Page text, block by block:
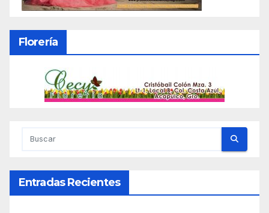
Florería
Entradas Recientes